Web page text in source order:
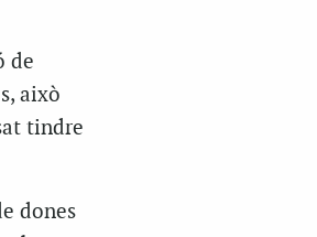
de
això
tindre
dones